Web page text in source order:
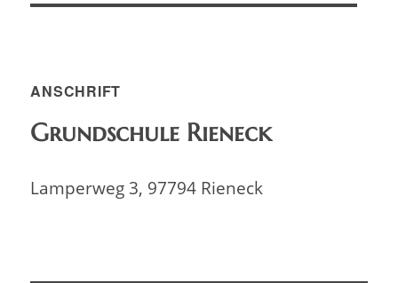
ANSCHRIFT
Grundschule Rieneck
Lamperweg 3, 97794 Rieneck